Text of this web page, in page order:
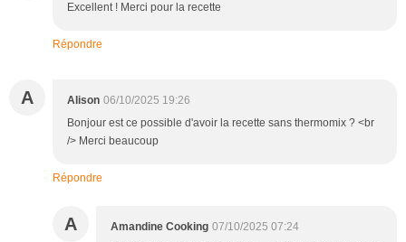
Excellent ! Merci pour la recette
Répondre
A Alison 06/10/2025 19:26
Bonjour est ce possible d'avoir la recette sans thermomix ? <br
/> Merci beaucoup
Répondre
A Amandine Cooking 07/10/2025 07:24